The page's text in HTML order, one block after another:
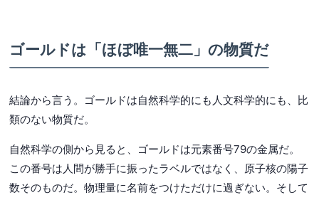
ゴールドは「ほぼ唯一無二」の物質だ
結論から言う。ゴールドは自然科学的にも人文科学的にも、比
類のない物質だ。
自然科学の側から見ると、ゴールドは元素番号79の金属だ。
この番号は人間が勝手に振ったラベルではなく、原子核の陽子
数そのものだ。物理量に名前をつけただけに過ぎない。そして